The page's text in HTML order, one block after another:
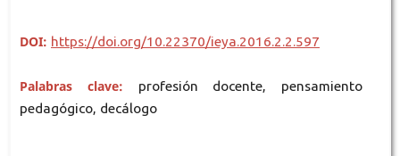
DOI: https://doi.org/10.22370/ieya.2016.2.2.597
Palabras clave:
profesión docente, pensamiento
pedagógico, decálogo